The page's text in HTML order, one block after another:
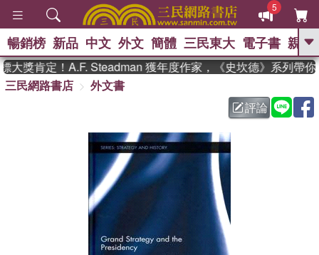
5
GO
父親節 、 如果歷
暑期推薦 、 國際布克
獎 臺灣漫遊錄 、 方念華
登輝時代 、 數學女孩：黎曼猜想
偉大的迷走神經
暢銷榜 新品 中文 外文 簡體 三民東大 電子書 親子
獎肯定！A.F. Steadman 獲年度作家，《史坎德》系列帶你
三民網路書店
外文書
評論